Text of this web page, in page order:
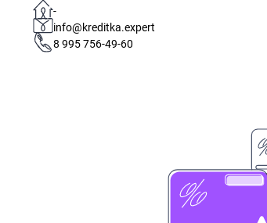
-
info@kreditka.expert
8 995 756-49-60